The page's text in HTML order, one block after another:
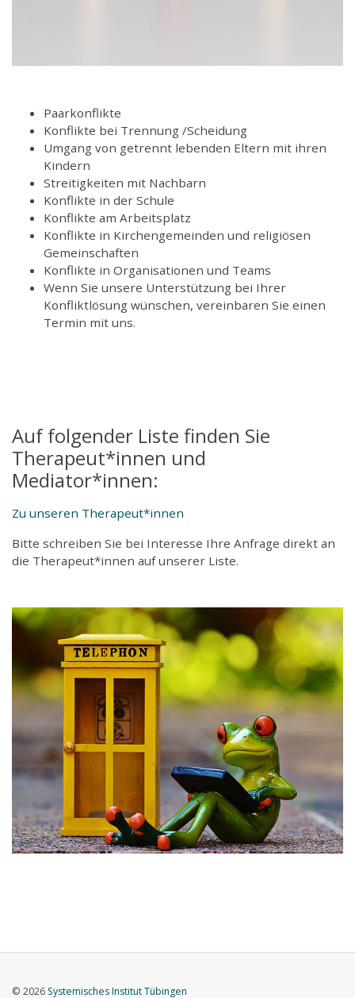
Paarkonflikte
Konflikte bei Trennung /Scheidung
Umgang von getrennt lebenden Eltern mit ihren
Kindern
Streitigkeiten mit Nachbarn
Konflikte in der Schule
Konflikte am Arbeitsplatz
Konflikte in Kirchengemeinden und religiösen
Gemeinschaften
Konflikte in Organisationen und Teams
Wenn Sie unsere Unterstützung bei Ihrer
Konfliktlösung wünschen, vereinbaren Sie einen
Termin mit uns.
Auf folgender Liste finden Sie
Therapeut*innen und
Mediator*innen:
Zu unseren Therapeut*innen
Bitte schreiben Sie bei Interesse Ihre Anfrage direkt an
die Therapeut*innen auf unserer Liste.
© 2026 Systemisches Institut Tübingen